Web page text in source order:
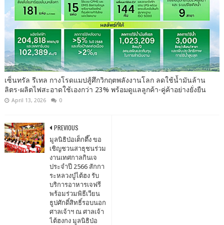
เซ็นทรัล รีเทล กางโรดแมปสู้ศึกวิกฤตพลังงานโลก ลดใช้น้ำมันล้าน
ลิตร-ผลิตไฟสะอาดใช้เองกว่า 23% พร้อมดูแลลูกค้า-คู่ค้าอย่างยั่งยืน
April 13, 2026 0
PREVIOUS
มูลนิธิป่อเต็กตึ๊ง ขอ
เชิญชวนสาธุชนร่วม
งานเทศกาลกินเจ
ประจำปี 2566 สักกา
ระหลวงปู่ไต้ฮง รับ
บริการอาหารเจฟรี
พร้อมร่วมพิธีเวียน
ธูปศักดิ์สิทธิ์รอบนอก
ศาลเจ้าฯ ณ ศาลเจ้า
ไต้ฮงกง มูลนิธิป่อ